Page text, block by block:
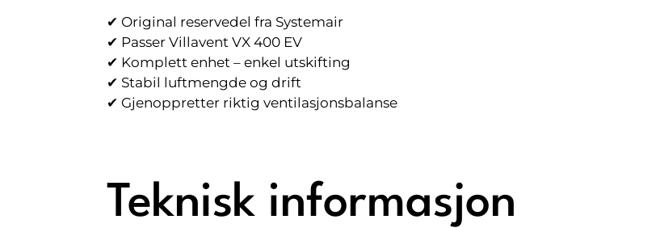
✔ Original reservedel fra Systemair
✔ Passer Villavent VX 400 EV
✔ Komplett enhet – enkel utskifting
✔ Stabil luftmengde og drift
✔ Gjenoppretter riktig ventilasjonsbalanse
Teknisk informasjon